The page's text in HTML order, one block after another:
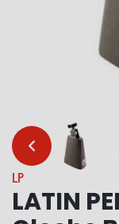
…
LP
LATIN